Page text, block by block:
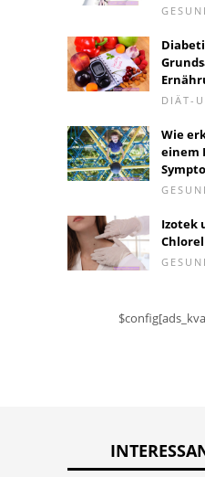
DIÄT-
Wie
einem
Izotek